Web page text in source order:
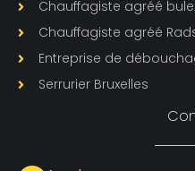
Chauffagiste agréé
Chauffagiste agréé
Entreprise de
Serrurier Bruxelles